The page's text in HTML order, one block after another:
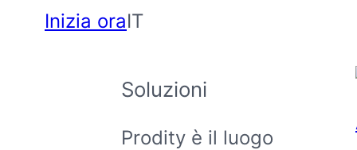
Inizia oraIT
Soluzioni
Prodity è il luogo